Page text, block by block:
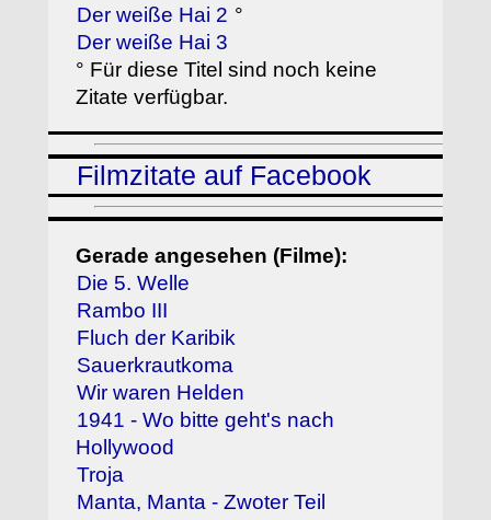
Der weiße Hai 2 °
Der weiße Hai 3
° Für diese Titel sind noch keine
Zitate verfügbar.
Filmzitate auf Facebook
Gerade angesehen (Filme):
Die 5. Welle
Rambo III
Fluch der Karibik
Sauerkrautkoma
Wir waren Helden
1941 - Wo bitte geht's nach
Hollywood
Troja
Manta, Manta - Zwoter Teil